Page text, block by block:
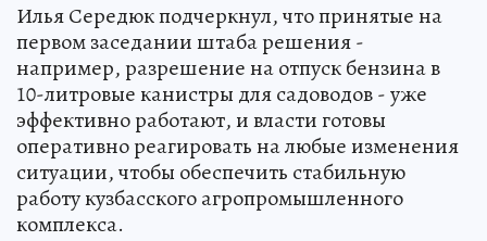
Илья Середюк подчеркнул, что принятые на
первом заседании штаба решения -
например, разрешение на отпуск бензина в
10-литровые канистры для садоводов - уже
эффективно работают, и власти готовы
оперативно реагировать на любые изменения
ситуации, чтобы обеспечить стабильную
работу кузбасского агропромышленного
комплекса.